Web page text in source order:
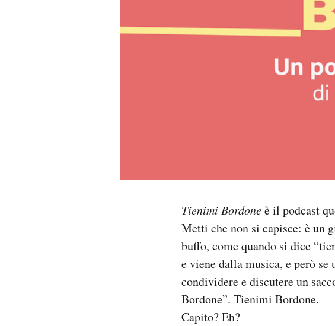
Tienimi Bordoneè il podcast
Metti che non si capisce: è un
buffo, come quando si dice
e viene dalla musica, e però
condividere e discutere un
Bordone”. Tienimi Bordone.
Capito? Eh?